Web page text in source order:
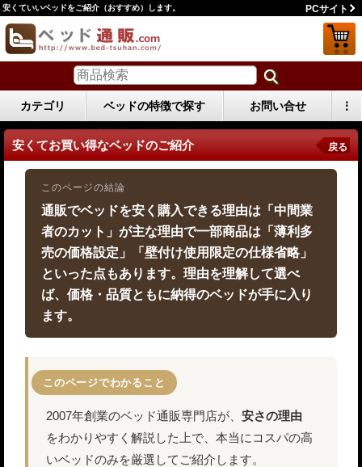
安くていいベッドをご紹介（おすすめ）します。 PCサイト
カテゴリ ベッドの特徴で探す お問い合せ ⋮
安くてお買い得なベッドのご紹介 戻る
このページの結論
通販でベッドを安く購入できる理由は「中間業
者のカット」が主な理由で一部商品は「薄利多
売の価格設定」「壁付け使用限定の仕様省略」
といった点もあります。理由を理解して選べ
ば、価格・品質ともに納得のベッドが手に入り
ます。
このページでわかること
2007年創業のベッド通販専門店が、 安さの理由
をわかりやすく解説した上で、本当にコスパの高
いベッドのみを厳選してご紹介します。